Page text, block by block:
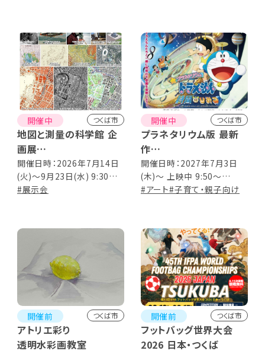
開催中 つくば市
地図と測量の科学館 企
画展
「昭和100年 国土地理院
の測量と地図」
開催日時：2026年7月14日
(火)～9月23日(水) 9:30～
16:30(入館は16:00まで)
#展示会
開催中 つくば市
プラネタリウム版 最新
作
こども番組「プラネタリ
ウム ドラえもん 時間の
ひみつ」
開催日時：2027年7月3日
(木)～ 上映中 9:50～
17:00(最終入館16:30)
#アート#子育て・親子向け
開催前 つくば市
アトリエ彩り
透明水彩画教室
開催前 つくば市
フットバッグ世界大会
2026 日本・つくば